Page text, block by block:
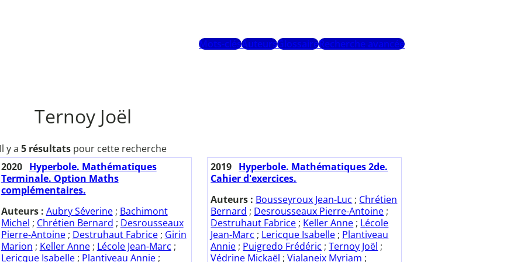
Mots-clésAuteursGlossaireRecherche avancée
Ternoy Joël
Il y a 5 résultats pour cette recherche
2020
Hyperbole. Mathématiques
Terminale. Option Maths
complémentaires.
Auteurs : Aubry Séverine; Bachimont
Michel ; Chrétien Bernard ; Desrousseaux
Pierre-Antoine; Destruhaut Fabrice; Girin
Marion ; Keller Anne; Lécole Jean-Marc ;
Lericque Isabelle; Plantiveau Annie;
2019 Hyperbole. Mathématiques 2de.
Cahier d'exercices.
Auteurs : Bousseyroux Jean-Luc ; Chrétien
Bernard ; Desrousseaux Pierre-Antoine ;
Destruhaut Fabrice ; Keller Anne ; Lécole
Jean-Marc ; Lericque Isabelle ; Plantiveau
Annie ; Puigredo Frédéric ;Ternoy Joël ;
Védrine Mickaël ;Vialaneix Myriam ;